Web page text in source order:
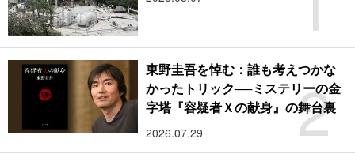
2
東野圭吾を悼む：誰も考えつかな
かったトリック──ミステリーの金
字塔『容疑者Ｘの献身』の舞台裏
2026.07.29